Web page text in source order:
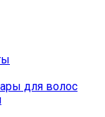
для волос